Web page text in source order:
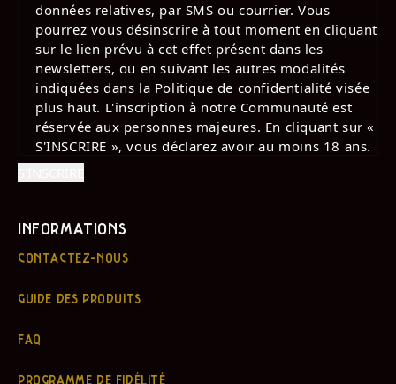
données relatives, par SMS ou courrier. Vous
pourrez vous désinscrire à tout moment en cliquant
sur le lien prévu à cet effet présent dans les
newsletters, ou en suivant les autres modalités
indiquées dans la Politique de confidentialité visée
plus haut. L'inscription à notre Communauté est
réservée aux personnes majeures. En cliquant sur «
S'INSCRIRE », vous déclarez avoir au moins 18 ans.
INFORMATIONS
CONTACTEZ-NOUS
GUIDE DES PRODUITS
FAQ
PROGRAMME DE FIDÉLITÉ